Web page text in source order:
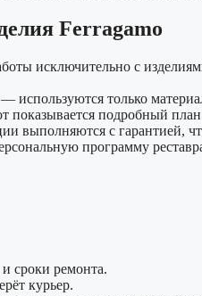
Ferragamo
исключительно с
— используются только
показывается подробный
выполняются с гарантией,
программу
сроки ремонта.
курьер.